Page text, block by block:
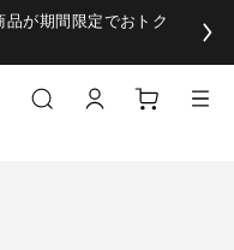
が期間限定でおトク